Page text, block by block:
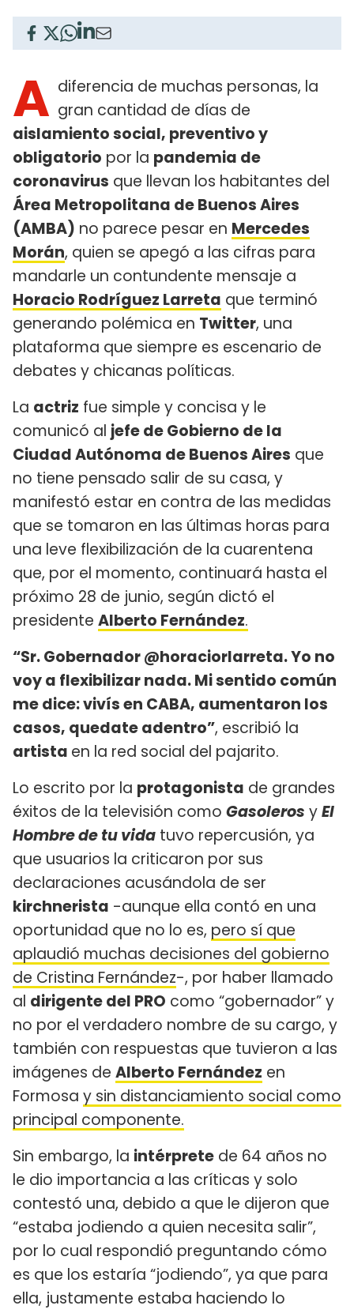
A diferencia de muchas personas, la
gran cantidad de días de
aislamiento social, preventivo y
obligatorio por la pandemia de
coronavirus que llevan los habitantes del
Área Metropolitana de Buenos Aires
(AMBA) no parece pesar en Mercedes
Morán, quien se apegó a las cifras para
mandarle un contundente mensaje a
Horacio Rodríguez Larreta que terminó
generando polémica en Twitter, una
plataforma que siempre es escenario de
debates y chicanas políticas.
La actriz fue simple y concisa y le
comunicó al jefe de Gobierno de la
Ciudad Autónoma de Buenos Aires que
no tiene pensado salir de su casa, y
manifestó estar en contra de las medidas
que se tomaron en las últimas horas para
una leve flexibilización de la cuarentena
que, por el momento, continuará hasta el
próximo 28 de junio, según dictó el
presidente Alberto Fernández.
“Sr. Gobernador @horaciorlarreta. Yo no
voy a flexibilizar nada. Mi sentido común
me dice: vivís en CABA, aumentaron los
casos, quedate adentro”, escribió la
artista en la red social del pajarito.
Lo escrito por la protagonista de grandes
éxitos de la televisión como Gasoleros yEl
Hombre de tu vida tuvo repercusión, ya
que usuarios la criticaron por sus
declaraciones acusándola de ser
kirchnerista -aunque ella contó en una
oportunidad que no lo es, pero sí que
aplaudió muchas decisiones del gobierno
de Cristina Fernández-, por haber llamado
al dirigente del PRO como “gobernador” y
no por el verdadero nombre de su cargo, y
también con respuestas que tuvieron a las
imágenes de Alberto Fernández en
Formosa y sin distanciamiento social como
principal componente.
Sin embargo, la intérprete de 64 años no
le dio importancia a las críticas y solo
contestó una, debido a que le dijeron que
“estaba jodiendo a quien necesita salir”,
por lo cual respondió preguntando cómo
es que los estaría “jodiendo”, ya que para
ella, justamente estaba haciendo lo